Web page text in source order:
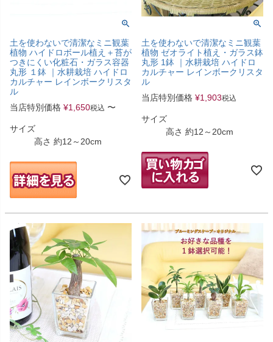
土を使わないで清潔なミニ観葉
植物 ハイドロボール植え＋苔が
つきにくい化粧石・ガラス容器
丸形 １鉢 ｜水耕栽培 ハイドロ
カルチャー レインボークリスタ
ル
当店特別価格 ¥1,650税込 〜
サイズ
高さ 約12～20cm
土を使わないで清潔なミニ観葉
植物 ゼオライト植え・ガラス鉢
丸形 1鉢 ｜水耕栽培 ハイドロ
カルチャー レインボークリスタ
ル
当店特別価格 ¥1,903税込
サイズ
高さ 約12～20cm